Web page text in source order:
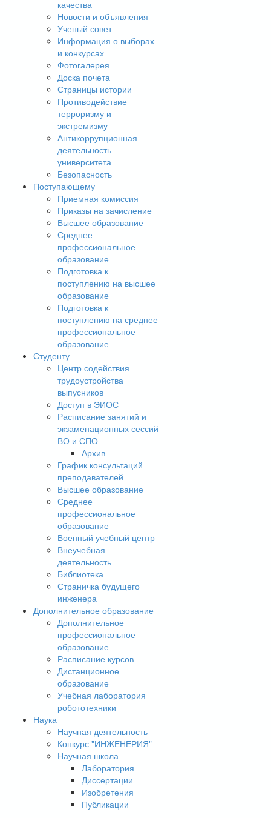
качества
Новости и объявления
Ученый совет
Информация о выборах
и конкурсах
Фотогалерея
Доска почета
Страницы истории
Противодействие
терроризму и
экстремизму
Антикоррупционная
деятельность
университета
Безопасность
Поступающему
Приемная комиссия
Приказы на зачисление
Высшее образование
Среднее
профессиональное
образование
Подготовка к
поступлению на высшее
образование
Подготовка к
поступлению на среднее
профессиональное
образование
Студенту
Центр содействия
трудоустройства
выпусников
Доступ в ЭИОС
Расписание занятий и
экзаменационных сессий
ВО и СПО
Архив
График консультаций
преподавателей
Высшее образование
Среднее
профессиональное
образование
Военный учебный центр
Внеучебная
деятельность
Библиотека
Страничка будущего
инженера
Дополнительное образование
Дополнительное
профессиональное
образование
Расписание курсов
Дистанционное
образование
Учебная лаборатория
робототехники
Наука
Научная деятельность
Конкурс "ИНЖЕНЕРИЯ"
Научная школа
Лаборатория
Диссертации
Изобретения
Публикации